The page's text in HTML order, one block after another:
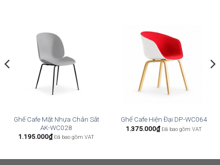
Ghế Cafe Mặt Nhựa Chân Sắt
AK-WC028
1.195.000₫ Đã bao gồm VAT
Ghế Cafe Hiện Đại DP-WC064
1.375.000₫ Đã bao gồm VAT